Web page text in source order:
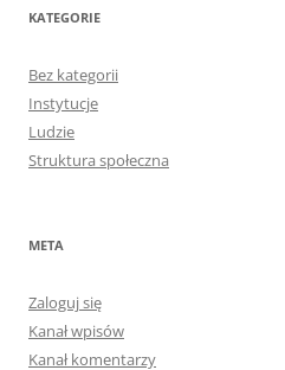
KATEGORIE
Bez kategorii
Instytucje
Ludzie
Struktura społeczna
META
Zaloguj się
Kanał wpisów
Kanał komentarzy